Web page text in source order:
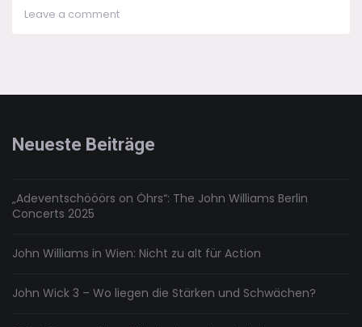
Leave a commenton
Neueste Beiträge
„Adeventschööörs on Öhrs“: The John Williams Berlin
Concerts 2025
John Williams in Wien: Nicht zu alt für Action
John Wick 3 – Wo liegen die Stärken und Schwächen?